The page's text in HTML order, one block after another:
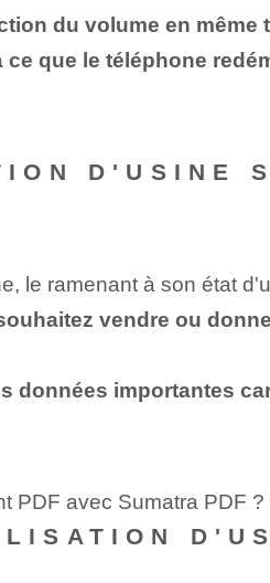
du volume en même
que le téléphone
D'USINE
le ramenant à son état
vendre ou
données importantes
PDF avec Sumatra PDF ?